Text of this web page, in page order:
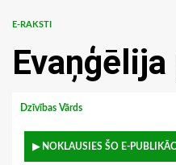
E-RAKSTI
Dzīvības Vārds
▶ NOKLAUSIES ŠO E-